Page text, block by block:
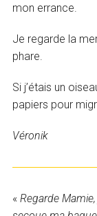
mon errance.
Je regarde la
phare.
Si j’étais un
papiers pour
Véronik
«Regarde